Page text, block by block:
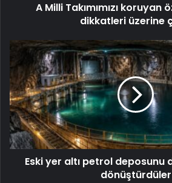
A Milli Takımımızı koruyan
dikkatleri üzerine
Eski yer altı petrol deposunu
dönüştürdüler